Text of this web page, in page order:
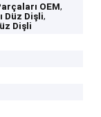
OEM,
Düz ​​Dişli,
Dişli